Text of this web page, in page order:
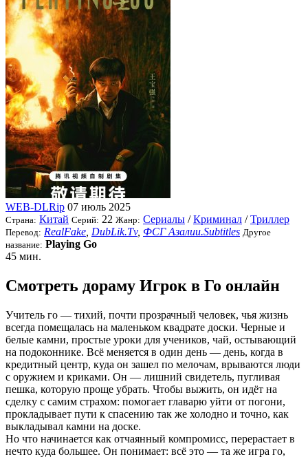
WEB-DLRip 07 июль 2025
Страна: Китай Серий: 22 Жанр: Сериалы /Криминал /Триллер
Перевод: RealFake DubLik.Tv, ФСГ Азалии.Subtitles Другое
название: Playing Go
45 мин.
Смотреть дораму Игрок в Го онлайн
Учитель го — тихий, почти прозрачный человек, чья жизнь
всегда помещалась на маленьком квадрате доски. Черные и
белые камни, простые уроки для учеников, чай, остывающий
на подоконнике. Всё меняется в один день — день, когда в
кредитный центр, куда он зашел по мелочам, врываются люди
с оружием и криками. Он — лишний свидетель, пугливая
пешка, которую проще убрать. Чтобы выжить, он идёт на
сделку с самим страхом: помогает главарю уйти от погони,
прокладывает пути к спасению так же холодно и точно, как
выкладывал камни на доске.
Но что начинается как отчаянный компромисс, перерастает в
нечто куда большее. Он понимает: всё это — та же игра го,